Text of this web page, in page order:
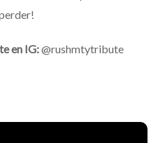
en IG:@rushmtytribute